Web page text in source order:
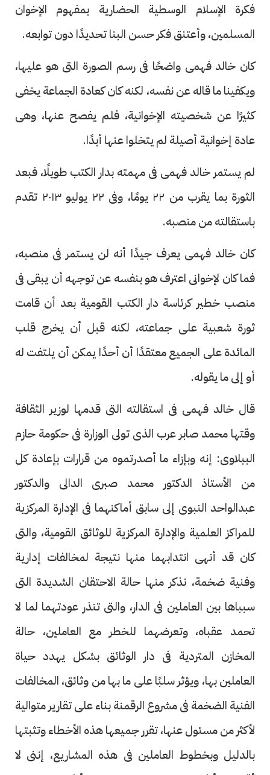
فكرة الإسلام الوسطية الحضارية بمفهوم الإخوان
المسلمين، وأعتنق فكر حسن البنا تحديدًا دون توابعه.
كان خالد فهمى واضحًا فى رسم الصورة التى هو عليها،
ويكفينا ما قاله عن نفسه، لكنه كان كعادة الجماعة يخفى
كثيرًا عن شخصيته الإخوانية، فلم يفصح عنها، وهى
عادة إخوانية أصيلة لم يتخلوا عنها أبدًا.
لم يستمر خالد فهمى فى مهمته بدار الكتب طويلًا، فبعد
الثورة بما يقرب من ٢٢ يومًا، وفى ٢٢ يوليو ٢٠١٣ تقدم
باستقالته من منصبه.
كان خالد فهمى يعرف جيدًا أنه لن يستمر فى منصبه،
فما كان لإخوانى اعترف هو بنفسه عن توجهه أن يبقى فى
منصب خطير كرئاسة دار الكتب القومية بعد أن قامت
ثورة شعبية على جماعته، لكنه قبل أن يخرج قلب
المائدة على الجميع معتقدًا أن أحدًا يمكن أن يلتفت له
أو إلى ما يقوله.
قال خالد فهمى فى استقالته التى قدمها لوزير الثقافة
وقتها محمد صابر عرب الذى تولى الوزارة فى حكومة حازم
الببلاوى: إنه وبإزاء ما أصدرتموه من قرارات بإعادة كل
من الأستاذ الدكتور محمد صبرى الدالى والدكتور
عبدالواحد النبوى إلى سابق أماكنهما فى الإدارة المركزية
للمراكز العلمية والإدارة المركزية للوثائق القومية، والتى
كان قد أنهى انتدابهما منها نتيجة لمخالفات إدارية
وفنية ضخمة، نذكر منها حالة الاحتقان الشديدة التى
سبباها بين العاملين فى الدار، والتى تنذر عودتهما لما لا
تحمد عقباه، وتعرضهما للخطر مع العاملين، حالة
المخازن المتردية فى دار الوثائق بشكل يهدد حياة
العاملين بها، ويؤثر سلبًا على ما بها من وثائق، المخالفات
الفنية الضخمة فى مشروع الرقمنة بناء على تقارير متوالية
لأكثر من مسئول عنها، تقرر جميعها هذه الأخطاء وتثبتها
بالدليل وبخطوط العاملين فى هذه المشاريع، إننى لا